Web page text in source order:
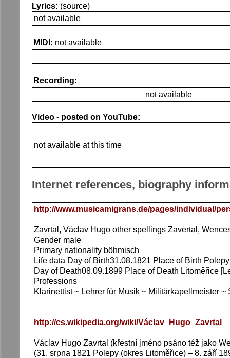
Lyrics: (source)
not available
MIDI: not available
Recording:
not available
Video - posted on YouTube:
not available at this time
Internet references, biography
http://www.musicamigrans.de/pages/individual/
Zavrtal, Václav Hugo other spellings Zavertal,
Gender male
Primary nationality böhmisch
Life data Day of Birth31.08.1821 Place of Birth
Day of Death08.09.1899 Place of Death Litoměřice
Professions
Klarinettist ~ Lehrer für Musik ~ Militärkapellmeister ~
http://cs.wikipedia.org/wiki/Václav_Hugo_Zavrtal
Václav Hugo Zavrtal (křestní jméno psáno též jako
(31. srpna 1821 Polepy (okres Litoměřice) – 8. září